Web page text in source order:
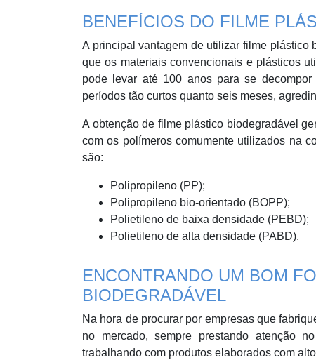
BENEFÍCIOS DO FILME
A principal vantagem de utilizar filme plástico
que os materiais convencionais e plásticos
pode levar até 100 anos para se
períodos tão curtos quanto seis meses,
A obtenção de filme plástico biodegradável
com os polímeros comumente utilizados na
são:
Polipropileno (PP);
Polipropileno bio-orientado (BOPP);
Polietileno de baixa densidade (PEBD);
Polietileno de alta densidade (PABD).
ENCONTRANDO UM BOM
BIODEGRADÁVEL
Na hora de procurar por empresas que
no mercado, sempre prestando atenção
trabalhando com produtos elaborados com